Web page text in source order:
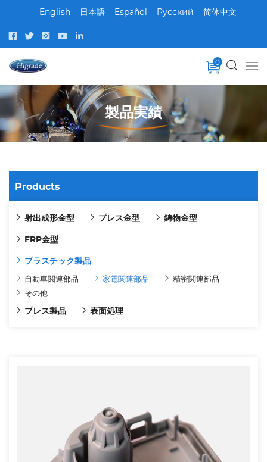
English 日本語 Español Pусский 简体中文
0
製品実績
Products
射出成形金型 プレス金型
鋳物金型
FRP金型
プラスチック製品
自動車関連部品 家電関連部品
精密関連部品
その他
プレス製品 表面処理